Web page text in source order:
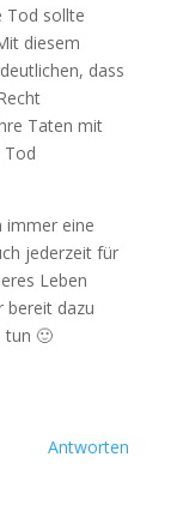
Tod sollte
diesem
dass
Taten mit
Tod
immer eine
jederzeit für
Leben
bereit dazu
tun 🙂
Antworten